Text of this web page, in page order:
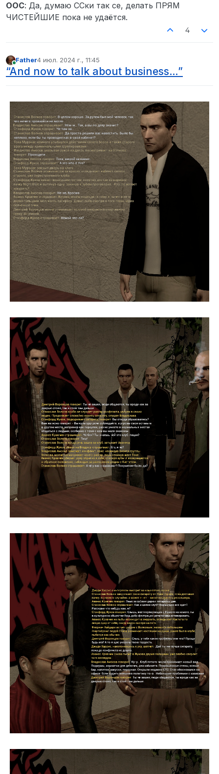
OOC: Да, думаю ССки так се, делать ПРЯМ
ЧИСТЕЙШИЕ пока не удаётся.
4
В сети
Father4 июл. 2024 г., 11:45
отредактировано
“And now to talk about business…”